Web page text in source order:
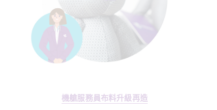
機艙服務員布料升級再造